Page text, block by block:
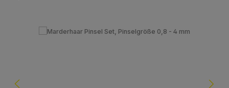
Bildergalerie überspringen